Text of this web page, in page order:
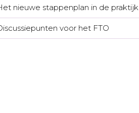
nieuwe stappenplan in de praktijk
voor het FTO